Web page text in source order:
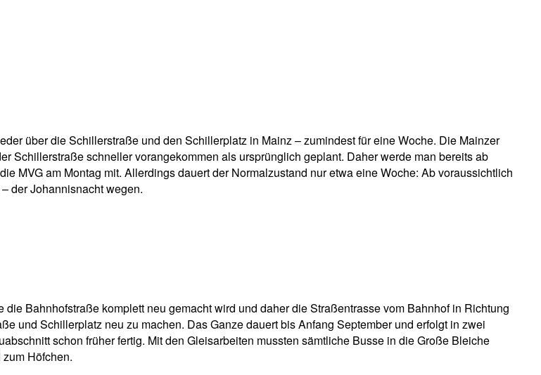
über die Schillerstraße und den Schillerplatz in Mainz – zumindest für eine Woche. Die Mainzer
Schillerstraße schneller vorangekommen als ursprünglich geplant. Daher werde man bereits ab
MVG am Montag mit. Allerdings dauert der Normalzustand nur etwa eine Woche: Ab voraussichtlich
der Johannisnacht wegen.
Bahnhofstraße komplett neu gemacht wird und daher die Straßentrasse vom Bahnhof in Richtung
und Schillerplatz neu zu machen. Das Ganze dauert bis Anfang September und erfolgt in zwei
schon früher fertig. Mit den Gleisarbeiten mussten sämtliche Busse in die Große Bleiche
Höfchen.